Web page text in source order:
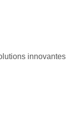
innovantes